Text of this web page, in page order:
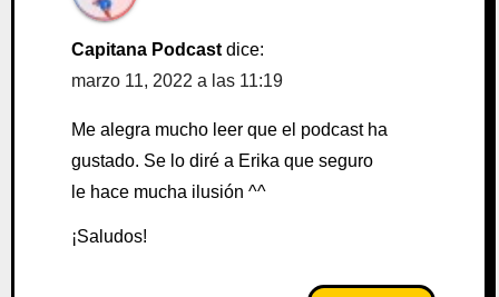
Capitana Podcast dice:
marzo 11, 2022 a las 11:19
Me alegra mucho leer que el podcast ha
gustado. Se lo diré a Erika que seguro
le hace mucha ilusión ^^
¡Saludos!